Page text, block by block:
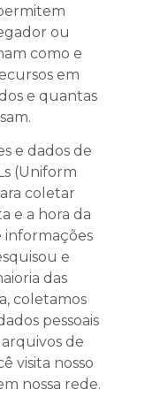
ou
como e
em
e quantas
e dados de
(Uniform
coletar
e a hora da
informações
e
das
coletamos
pessoais
de
visita nosso
nossa rede.